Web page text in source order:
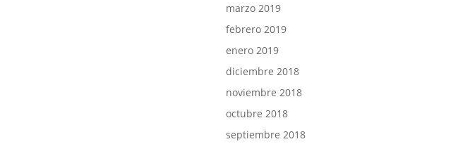
marzo 2019
febrero 2019
enero 2019
diciembre 2018
noviembre 2018
octubre 2018
septiembre 2018